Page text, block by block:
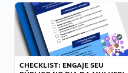
CHECKLIST: ENGAJE SEU